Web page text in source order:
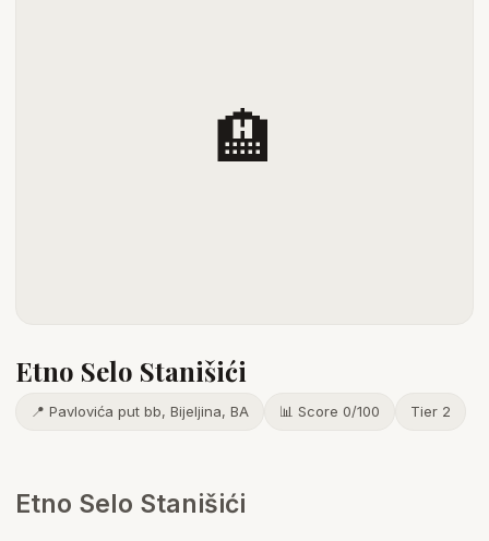
🏨
Etno Selo Stanišići
📍 Pavlovića put bb, Bijeljina, BA 📊 Score 0/100 Tier 2
Etno Selo Stanišići